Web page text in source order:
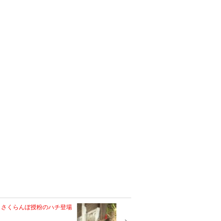
さくらんぼ授粉のハチ登場